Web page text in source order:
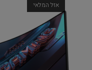
אזל המלאי